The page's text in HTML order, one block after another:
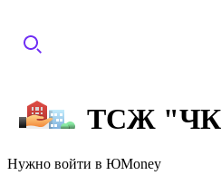
ТСЖ
Нужно войти в ЮMoney